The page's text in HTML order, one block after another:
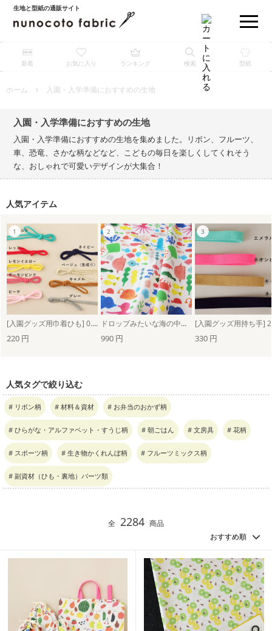
生地と型紙の通販サイト
新着 お気に入り ランキング 検索 型紙
ホーム 入園・入学準備におすすめの生地
入園・入学準備におすすめの生地
入園・入学準備におすすめの生地を集めました。リボン、フルーツ、
車、恐竜、さかな柄などなど、こどもの毎日を楽しくしてくれそう
な、おしゃれで可愛いデザインが大集合！
人気アイテム
[入園グッズ用巾着ひも] 0.5cm幅ひも：カラーコード9色（1ｍ単位） ドロップみたいな海の中（ホワイト）
220 円 990 円 330 円
人気タグで絞り込む
# リボン柄 # 材料＆資材 # お弁当のおかず柄
# ひらがな・アルファベット・すうじ柄 # 朝ごはん # 文房具 # 花柄
# スポーツ柄 # 生き物かくれんぼ柄 # フルーツミックス柄
# 副資材（ひも・裏地）パーツ類
全 2284 商品